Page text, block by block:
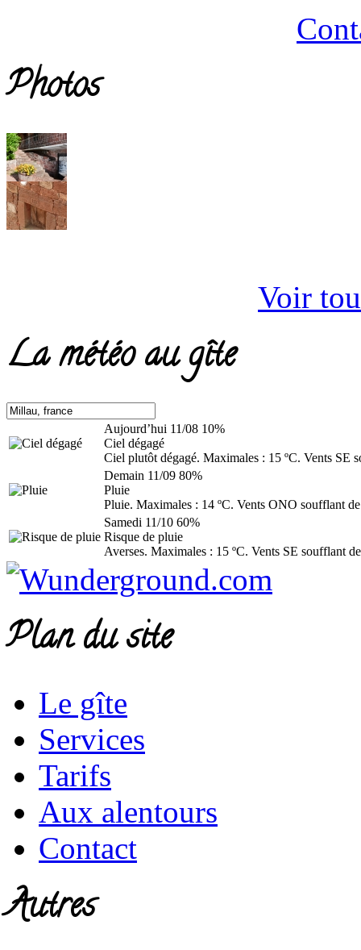
Photos
Voir
La météo au gîte
Aujourd’hui 11/08 10%
Ciel dégagé
Ciel plutôt dégagé. Maximales : 15 ºC. Vents SE
Demain 11/09 80%
Pluie
Pluie. Maximales : 14 ºC. Vents ONO soufflant
Samedi 11/10 60%
Risque de pluie
Averses. Maximales : 15 ºC. Vents SE soufflant
Plan du site
Le gîte
Services
Tarifs
Aux alentours
Contact
Autres